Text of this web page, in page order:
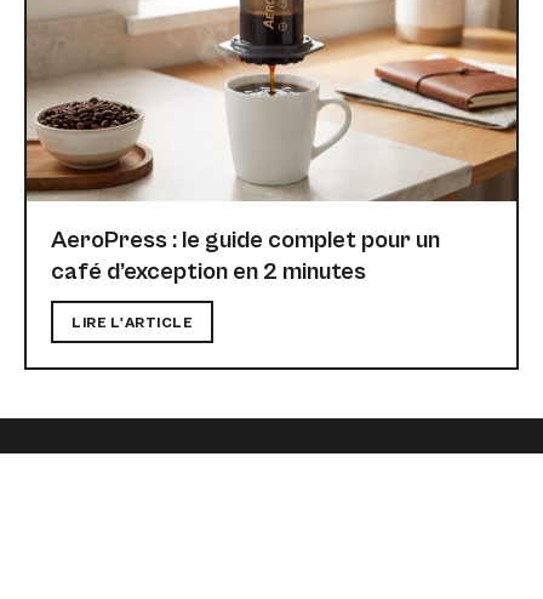
AeroPress : le guide complet pour un
café d’exception en 2 minutes
LIRE L'ARTICLE